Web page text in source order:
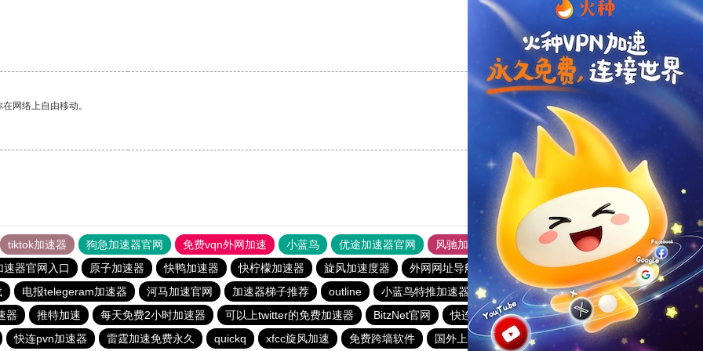
支持 [0] 反对 [0]
网络上自由移动。
支持
tiktok加速器 狗急加速器官网 免费vqn外网加速 小蓝鸟 优途加速器官网 风驰加速器
旋风加速器
速器官网入口
原子加速器 快鸭加速器 快柠檬加速器 旋风加速度器 外网网址导航 软件中心 雷霆加速
狂飙加速器
电报telegeram加速器 河马加速官网 加速器梯子推荐 outline 小蓝鸟特推加速器 红海pro加速器
蚂蚁加速器
器
推特加速 每天免费2小时加速器 可以上twitter的免费加速器 BitzNet官网 快连加速器app
闪电加速器
快连pvn加速器
雷霆加速免费永久 quickq xfcc旋风加速 免费跨墙软件 国外上网加速器 火箭vp加速器官网